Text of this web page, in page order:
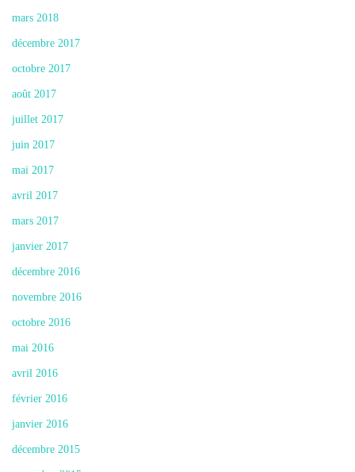
mars 2018
décembre 2017
octobre 2017
août 2017
juillet 2017
juin 2017
mai 2017
avril 2017
mars 2017
janvier 2017
décembre 2016
novembre 2016
octobre 2016
mai 2016
avril 2016
février 2016
janvier 2016
décembre 2015